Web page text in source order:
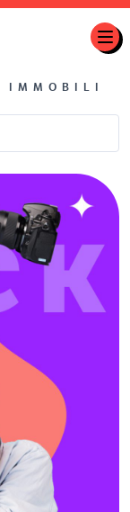
IMMOBILI